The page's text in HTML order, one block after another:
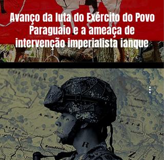
Avanço da luta do Exército do Povo
Paraguaio e a ameaça de
intervenção imperialista ianque